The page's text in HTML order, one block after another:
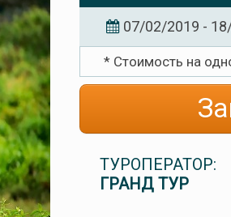
07/02/2019 -
* Стоимость на
ТУРОПЕРАТОР:
ГРАНД ТУР